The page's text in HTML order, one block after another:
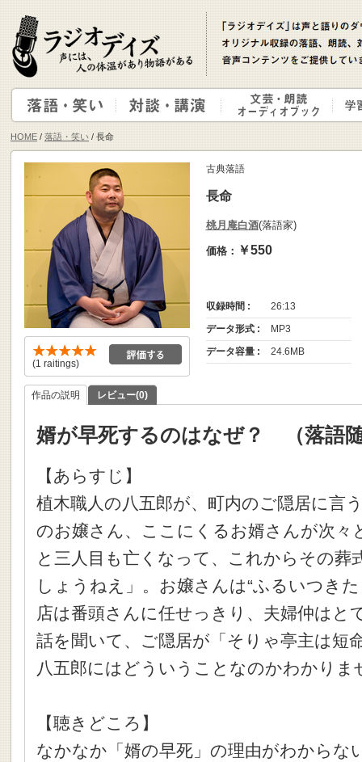
HOME / 落語・笑い / 長命
(1 raitings)
古典落語
長命
桃月庵白酒(落語家)
価格： ￥550
収録時間 :
26:13
データ形式 :
MP3
データ容量 :
24.6MB
作品の説明 レビュー(0)
婿が早死するのはなぜ？ （落語
【あらすじ】
植木職人の八五郎が、町内のご隠居に言
のお嬢さん、ここにくるお婿さんが次々
と三人目も亡くなって、これからその葬
しょうねえ」。お嬢さんは“ふるいつき
店は番頭さんに任せっきり、夫婦仲はと
話を聞いて、ご隠居が「そりゃ亭主は短
八五郎にはどういうことなのかわかり
【聴きどころ】
なかなか「婿の早死」の理由がわからな